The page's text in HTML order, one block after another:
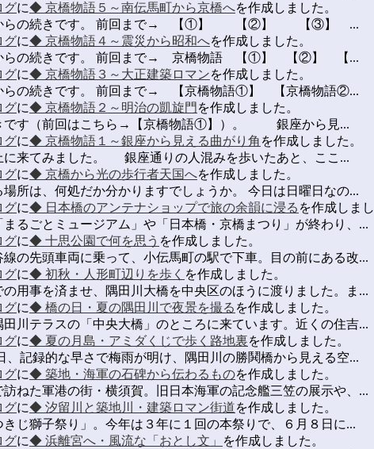
グに◆ 京橋物語５～南伝馬町から京橋へを作成しました。
からの続きです。 前回まで→ 【①】 【②】 【③】 ...
グに◆ 京橋物語４～震災から昭和へを作成しました。
からの続きです。 前回まで→ 京橋物語 【①】 【②】 【...
グに◆ 京橋物語３～大正建築ロマンを作成しました。
らの続きです。 前回まで→ 【京橋物語①】 【京橋物語②...
グに◆ 京橋物語２～明治の凱旋門 を作成しました。
です（前回はこちら→【京橋物語①】）。 銀座から見...
グに◆ 京橋物語１～銀座から見える曲がり角 を作成しました。
に来てみました。 銀座通りの人混みを歩いたあと、ここ...
グに◆ 京橋から光の歩行者天国へを作成しました。
所は、何処だか分かりますでしょうか。 今日は日曜日なの...
グに◆ 日本橋のアンテナショップで旅の余韻に浸る を作成しま
るごとミュージアム」や「日本橋・京橋まつり」が終わり、...
グに◆ 十思公園で何を思う を作成しました。
の先頭車両に乗って、小伝馬町の駅で下車。目の前にある改...
グに◆ 初秋・人形町辺りを歩く を作成しました。
用事を済ませ、隅田川大橋を中央区のほうに渡りました。ま...
グに◆ 橋の日・夏の隅田川で夜景を撮る を作成しました。
川テラスの「中央大橋」のところに来ています。近くの住吉...
グに◆ 夏の月島・アミダくじで歩く路地裏を作成しました。
、記録的な早さで梅雨が明け、隅田川の勝鬨橋から見える空...
グに◆ 築地・海軍の石碑から伝わるものを作成しました。
ねた軍港の街・横須賀。旧日本海軍の記念艦三笠の展示や、...
グに◆ 汐留川と築地川・建築ロマン街道を作成しました。
じ獅子祭り」。今年は３年に１回の本祭りで、６月８日に...
グに◆ 浜離宮へ・風流な「おとし文」
を作成しました。